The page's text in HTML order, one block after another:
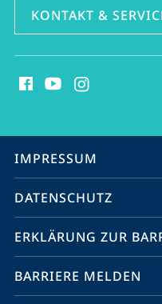
KONTAKT &
Media
Service-
Navigation
IMPRESSUM
DATENSCHUTZ
ERKLÄRUNG ZUR
BARRIERE MELDEN